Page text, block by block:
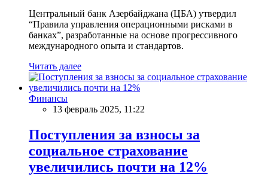
Центральный банк Азербайджана (ЦБА) утвердил
“Правила управления операционными рисками в
банках”, разработанные на основе прогрессивного
международного опыта и стандартов.
Читать далее
Финансы
13 февраль 2025, 11:22
Поступления за взносы за
социальное страхование
увеличились почти на 12%